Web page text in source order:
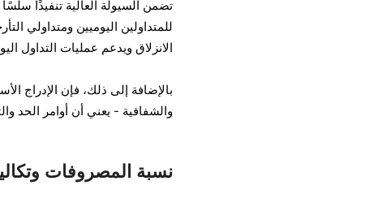
تضمن السيولة العالية تنفيذًا
للمتداولين اليوميين ومتداولي
الانزلاق ويدعم عمليات التداول
والشفافية - يعني أن أوامر الحد
نسبة المصروفات